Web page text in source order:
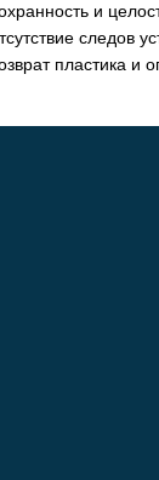
и
следов
пластика и